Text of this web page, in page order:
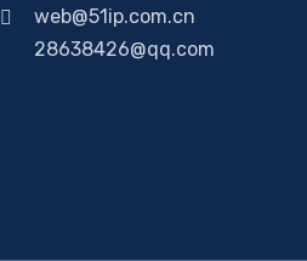
web@51ip.com.cn
28638426@qq.com